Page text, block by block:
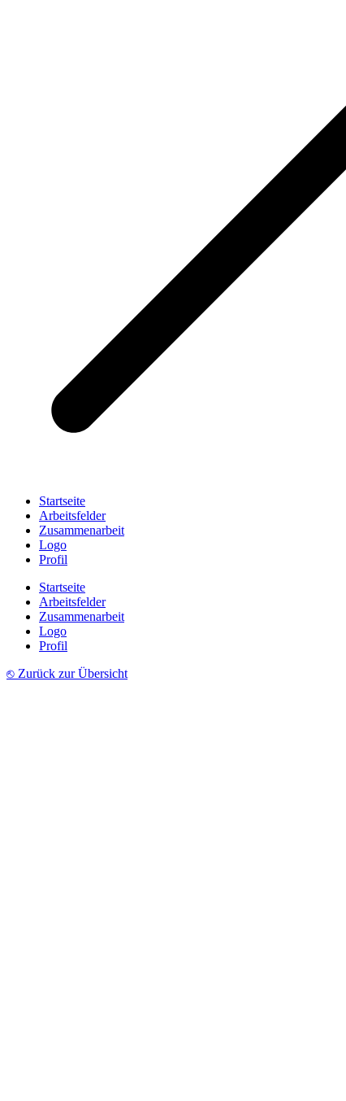
Startseite
Arbeitsfelder
Zusammenarbeit
Logo
Profil
Startseite
Arbeitsfelder
Zusammenarbeit
Logo
Profil
⎋ Zurück zur Übersicht